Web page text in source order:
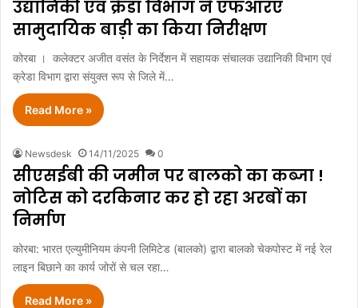
उद्यानिकी एवं क्रेडा विभाग ने एफआरए
सामुदायिक बाड़ी का किया निरीक्षण
कोरबा । कलेक्टर अजीत वसंत के निर्देशन में सहायक संचालक उद्यानिकी विभाग एवं
क्रेडा विभाग द्वारा संयुक्त रूप से जिले में…
Read More »
Newsdesk 14/11/2025 0
सीएसईबी की जमीन पर बालको का कब्जा !
नोटिस को दरकिनार कर हो रहा अरबों का
निर्माण
कोरबा: भारत एल्युमीनियम कंपनी लिमिटेड (बालको) द्वारा बालको चेकपोस्ट में नई रेल
लाइन बिछाने का कार्य जोरों से चल रहा…
Read More »